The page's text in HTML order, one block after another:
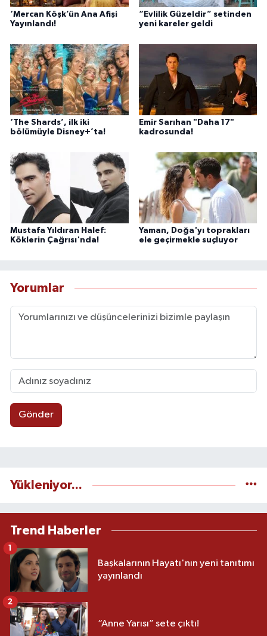
‘Mercan Köşk’ün Ana Afişi
Yayınlandı!
“Evlilik Güzeldir” setinden
yeni kareler geldi
‘The Shards’, ilk iki
bölümüyle Disney+’ta!
Emir Sarıhan "Daha 17"
kadrosunda!
Mustafa Yıldıran Halef:
Köklerin Çağrısı'nda!
Yaman, Doğa'yı toprakları
ele geçirmekle suçluyor
Yorumlar
Gönder
Yükleniyor...
Trend Haberler
Başkalarının Hayatı'nın yeni tanıtımı
yayınlandı
1
“Anne Yarısı” sete çıktı!
2